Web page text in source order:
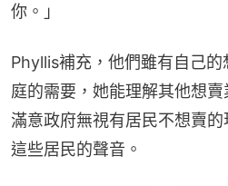
你。」
Phyllis補充，他們雖有自己
庭的需要，她能理解其他想
滿意政府無視有居民不想賣
這些居民的聲音。